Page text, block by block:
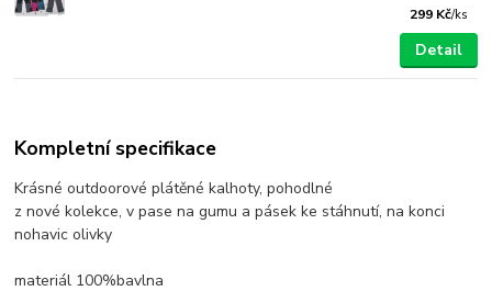
299 Kč/ks
Detail
Kompletní specifikace
Krásné outdoorové plátěné kalhoty, pohodlné
z nové kolekce, v pase na gumu a pásek ke stáhnutí, na konci
nohavic olivky
materiál 100%bavlna